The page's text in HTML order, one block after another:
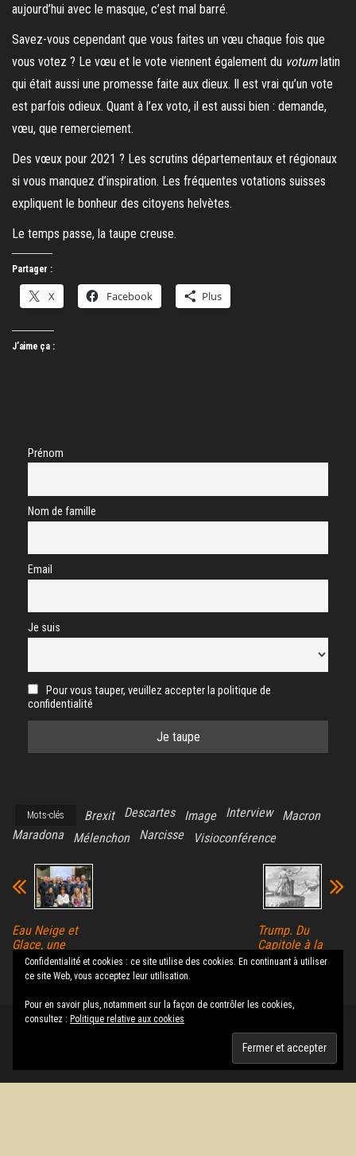
aujourd’hui avec le masque, c’est mal barré.
Savez-vous cependant que vous faites un vœu chaque fois que
vous votez ? Le vœu et le vote viennent également du votumlatin
qui était aussi une promesse faite aux dieux. Il est vrai qu’un vote
est parfois odieux. Quant à l’ex voto, il est aussi bien : demande,
vœu, que remerciement.
Des vœux pour 2021 ? Les scrutins départementaux et régionaux
si vous manquez d’inspiration. Les fréquentes votations suisses
expliquent le bonheur des citoyens helvètes.
Le temps passe, la taupe creuse.
Partager :
X Facebook Plus
J’aime ça :
Prénom
Nom de famille
Email
Je suis
Pour vous tauper, veuillez accepter la politique de
confidentialité
Mots-clés Brexit Descartes Image Interview
Macron
Maradona
Mélenchon Narcisse Visioconférence
Eau Neige et
Glace, une
Fondation au
cœur de la vie
Trump. Du
Capitole à la
roche
Thème :Envo Magazine
Confidentialité et cookies : ce site utilise des cookies. En continuant à utiliser
ce site Web, vous acceptez leur utilisation.
Pour en savoir plus, notamment sur la façon de contrôler les cookies,
consultez : Politique relative aux cookies